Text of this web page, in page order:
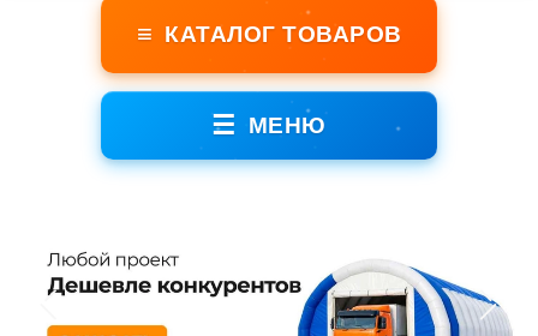
≡ КАТАЛОГ ТОВАРОВ
☰ МЕНЮ